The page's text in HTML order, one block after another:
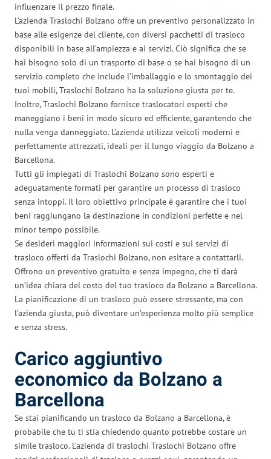
influenzare il prezzo finale.
L’azienda Traslochi Bolzano offre un preventivo personalizzato in
base alle esigenze del cliente, con diversi pacchetti di trasloco
disponibili in base all’ampiezza e ai servizi. Ciò significa che se
hai bisogno solo di un trasporto di base o se hai bisogno di un
servizio completo che include l’imballaggio e lo smontaggio dei
tuoi mobili, Traslochi Bolzano ha la soluzione giusta per te.
Inoltre, Traslochi Bolzano fornisce traslocatori esperti che
maneggiano i beni in modo sicuro ed efficiente, garantendo che
nulla venga danneggiato. L’azienda utilizza veicoli moderni e
perfettamente attrezzati, ideali per il lungo viaggio da Bolzano a
Barcellona.
Tutti gli impiegati di Traslochi Bolzano sono esperti e
adeguatamente formati per garantire un processo di trasloco
senza intoppi. Il loro obiettivo principale è garantire che i tuoi
beni raggiungano la destinazione in condizioni perfette e nel
minor tempo possibile.
Se desideri maggiori informazioni sui costi e sui servizi di
trasloco offerti da Traslochi Bolzano, non esitare a contattarli.
Offrono un preventivo gratuito e senza impegno, che ti darà
un’idea chiara del costo del tuo trasloco da Bolzano a Barcellona.
La pianificazione di un trasloco può essere stressante, ma con
l’azienda giusta, può diventare un’esperienza molto più semplice
e senza stress.
Carico aggiuntivo
economico da Bolzano a
Barcellona
Se stai pianificando un trasloco da Bolzano a Barcellona, è
probabile che tu ti stia chiedendo quanto potrebbe costare un
simile trasloco. L’azienda di traslochi Traslochi Bolzano offre